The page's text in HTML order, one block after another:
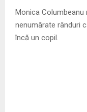
E
Monica
nenumărate rânduri
încă un copil.